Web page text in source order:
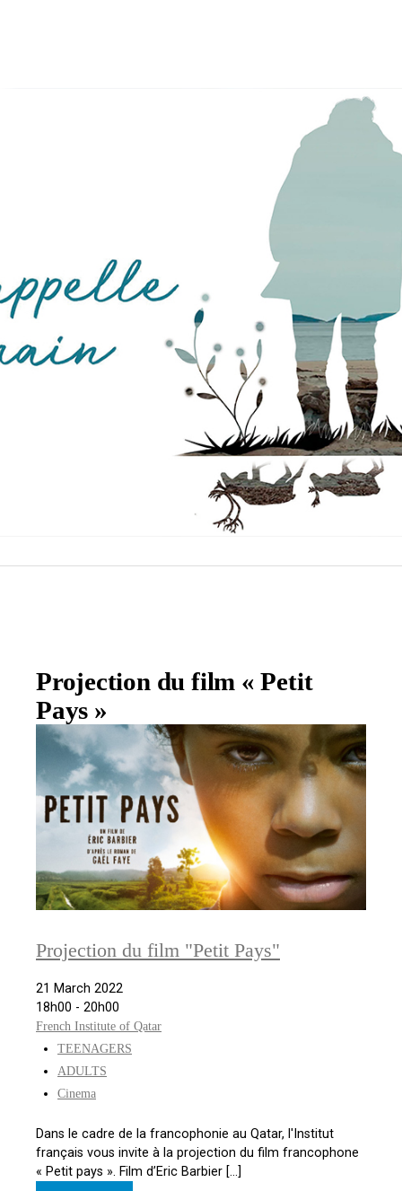
Projection du film « Petit
Pays »
Projection du film "Petit Pays"
21 March 2022
18h00 - 20h00
French Institute of Qatar
TEENAGERS
ADULTS
Cinema
Dans le cadre de la francophonie au Qatar, l'Institut
français vous invite à la projection du film francophone
« Petit pays ». Film d’Eric Barbier [...]